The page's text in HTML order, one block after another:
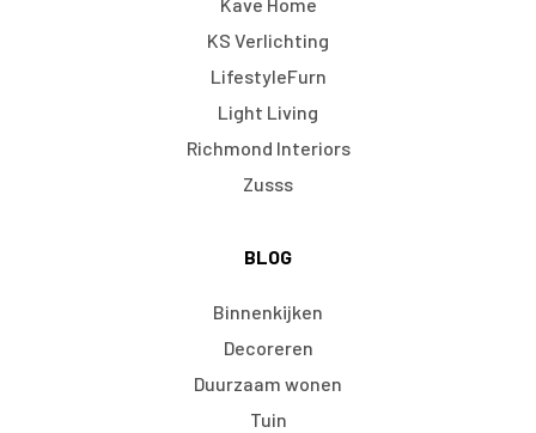
KS Verlichting
LifestyleFurn
Light Living
Richmond Interiors
Zusss
BLOG
Binnenkijken
Decoreren
Duurzaam wonen
Tuin